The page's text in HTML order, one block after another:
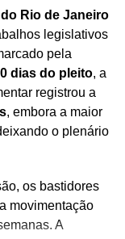
país,
em hábitos
da produção,
e
que
e na
Rio de Janeiro
legislativos
pela
dias do pleito, a
registrou a
, embora a maior
o plenário
os bastidores
movimentação
A